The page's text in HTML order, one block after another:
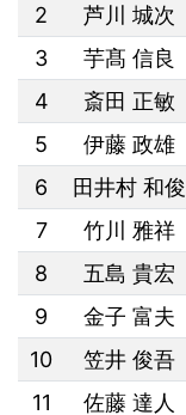
2
芦川 城次
3
芋髙 信良
4
斎田 正敏
5
伊藤 政雄
6
田井村 和俊
7
竹川 雅祥
8
五島 貴宏
9
金子 富夫
10
笠井 俊吾
11
佐藤 達人